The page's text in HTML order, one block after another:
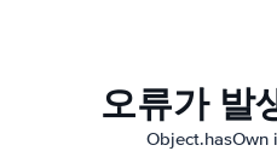
오류가 발
Object.hasOwn